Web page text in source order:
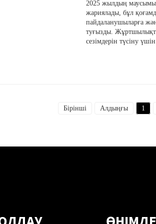
2025 жылдың
жариялады, бұл
пайдаланушыларға
туғызды.
сезімдерін түсіну
Бірінші Алдыңғы 1